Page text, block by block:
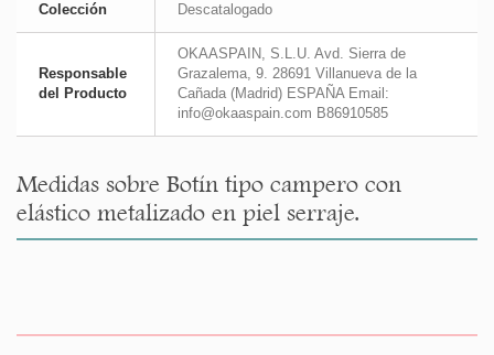
Colección Descatalogado
Responsable
del Producto
OKAASPAIN, S.L.U. Avd. Sierra de
Grazalema, 9. 28691 Villanueva de la
Cañada (Madrid) ESPAÑA Email:
info@okaaspain.com B86910585
Medidas sobre Botín tipo campero con
elástico metalizado en piel serraje.